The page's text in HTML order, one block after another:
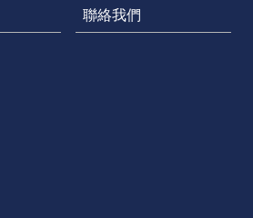
聯絡我們